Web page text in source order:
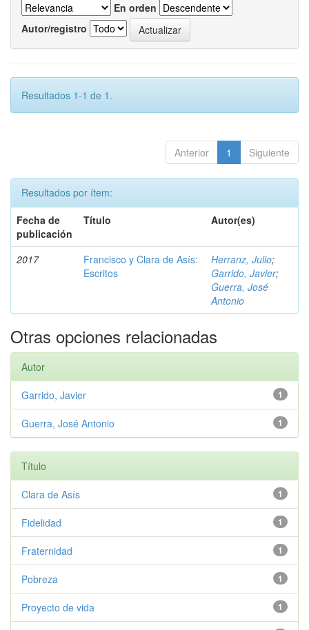
En orden
Autor/registro
Resultados 1-1 de 1.
Anterior 1 Siguiente
Resultados por ítem:
Fecha de
publicación
Título Autor(es)
2017
Francisco y Clara de Asís:
Escritos
Herranz, Julio;
Garrido, Javier;
Guerra, José
Antonio
Otras opciones relacionadas
Autor
1
Garrido, Javier
1
Guerra, José Antonio
Título
1
Clara de Asís
1
Fidelidad
1
Fraternidad
1
Pobreza
1
Proyecto de vida